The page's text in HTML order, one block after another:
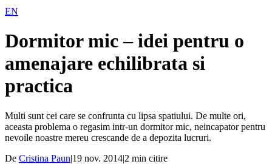
EN
Dormitor mic – idei pentru o
amenajare echilibrata si
practica
Multi sunt cei care se confrunta cu lipsa spatiului. De multe ori,
aceasta problema o regasim intr-un dormitor mic, neincapator pentru
nevoile noastre mereu crescande de a depozita lucruri.
De Cristina Paun|19 nov. 2014|2 min citire